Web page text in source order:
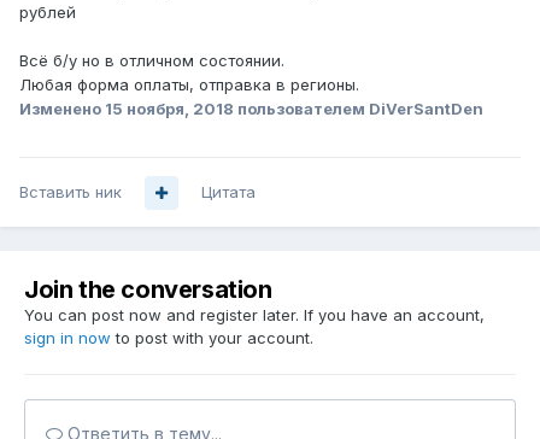
рублей
Всё б/у но в отличном состоянии.
Любая форма оплаты, отправка в регионы.
Изменено 15 ноября, 2018 пользователем DiVerSantDen
Вставить ник Цитата
Join the conversation
You can post now and register later. If you have an account,
sign in now to post with your account.
Ответить в тему...